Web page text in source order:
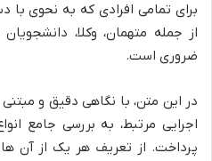
برای تمامی افرادی که به نحوی با
از جمله متهمان، وکلا،
ضروری است.
در این متن، با نگاهی دقیق و
اجرایی مرتبط، به بررسی جامع
پرداخت. از تعریف هر یک از آن ها